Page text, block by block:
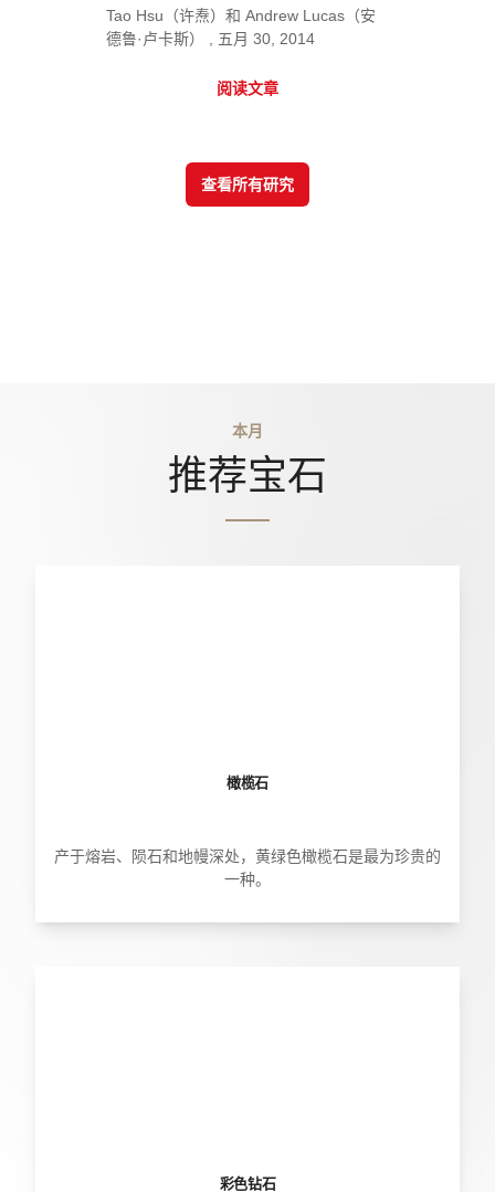
Tao Hsu（许焘）和 Andrew Lucas（安
德鲁·卢卡斯） , 五月 30, 2014
阅读文章
查看所有研究
本月
推荐宝石
橄榄石
产于熔岩、陨石和地幔深处，黄绿色橄榄石是最为珍贵的
一种。
彩色钻石